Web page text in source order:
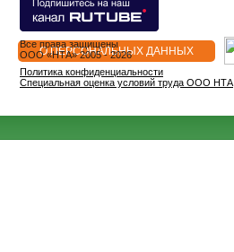
О ПЕРСОНАЛЬНЫХ ДАННЫХ
Все права защищены
OOO «НТА» 2005 - 2026
Политика конфиденциальности
Специальная оценка условий труда ООО НТА